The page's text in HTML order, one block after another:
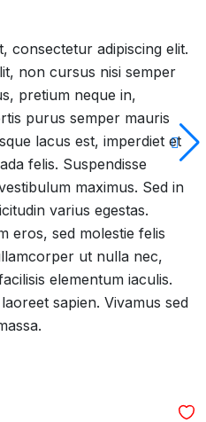
consectetur adipiscing elit.
non cursus nisi semper
pretium neque in,
purus semper mauris
lacus est, imperdiet et
felis. Suspendisse
maximus. Sed in
varius egestas.
eros, sed molestie felis
ut nulla nec,
elementum iaculis.
sapien. Vivamus sed